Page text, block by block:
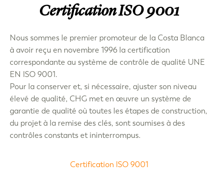
Certification ISO 9001
Nous sommes le premier promoteur de la Costa Blanca
à avoir reçu en novembre 1996 la certification
correspondante au système de contrôle de qualité UNE
EN ISO 9001.
Pour la conserver et, si nécessaire, ajuster son niveau
élevé de qualité, CHG met en œuvre un système de
garantie de qualité où toutes les étapes de construction,
du projet à la remise des clés, sont soumises à des
contrôles constants et ininterrompus.
Certification ISO 9001